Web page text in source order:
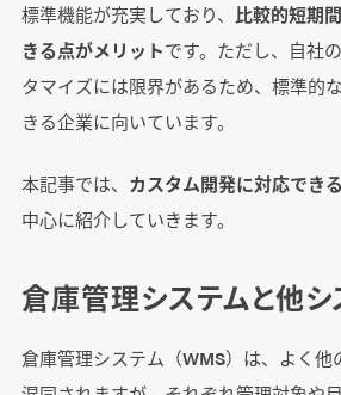
標準機能が充実しており、 比較的短期
きる点がメリットです。ただし、自社
タマイズには限界があるため、標準的
きる企業に向いています。
本記事では、 カスタム開発に対応でき
中心に紹介していきます。
倉庫管理システムと他
倉庫管理システム（WMS）は、よく他